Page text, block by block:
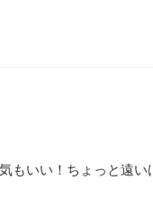
もいい！ちょっと遠い